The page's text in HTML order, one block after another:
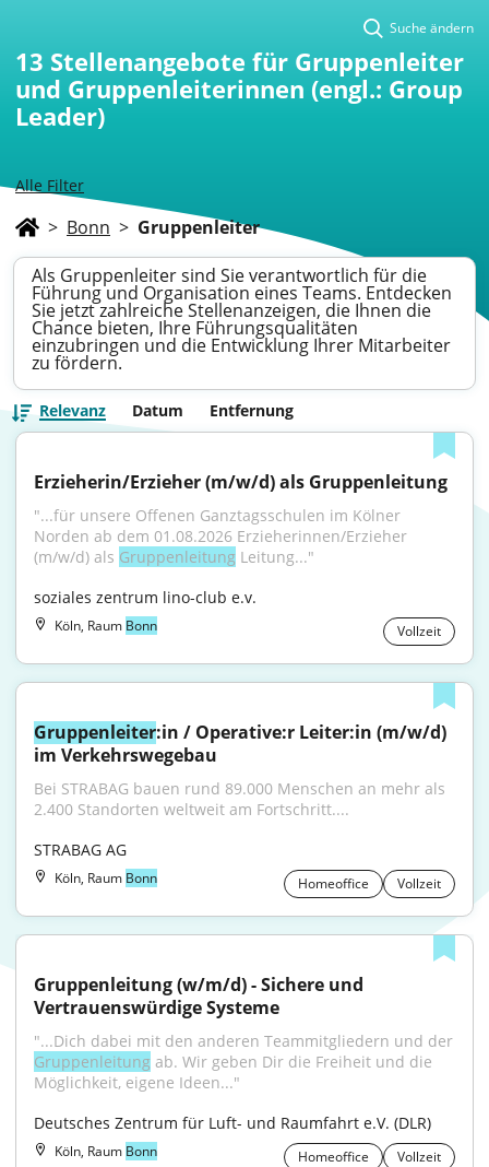
Alle Filter
Suche ändern
13 Stellenangebote für Gruppenleiter
und Gruppenleiterinnen (engl.: Group
Leader)
> Bonn > Gruppenleiter
Als Gruppenleiter sind Sie verantwortlich für die
Führung und Organisation eines Teams. Entdecken
Sie jetzt zahlreiche Stellenanzeigen, die Ihnen die
Chance bieten, Ihre Führungsqualitäten
einzubringen und die Entwicklung Ihrer Mitarbeiter
zu fördern.
Relevanz Datum Entfernung
Erzieherin/Erzieher (m/w/d) als Gruppenleitung
"...für unsere Offenen Ganztagsschulen im Kölner
Norden ab dem 01.08.2026 Erzieherinnen/Erzieher
(m/w/d) als Gruppenleitung Leitung..."
soziales zentrum lino-club e.v.
Köln, Raum Bonn Vollzeit
Gruppenleiter:in / Operative:r Leiter:in (m/w/d)
im Verkehrswegebau
Bei STRABAG bauen rund 89.000 Menschen an mehr als
2.400 Standorten weltweit am Fortschritt....
STRABAG AG
Köln, Raum Bonn Homeoffice Vollzeit
Gruppenleitung (w/m/d) - Sichere und
Vertrauenswürdige Systeme
Gruppenleitung ab. Wir geben Dir die Freiheit und die
Möglichkeit, eigene Ideen..."
Deutsches Zentrum für Luft- und Raumfahrt e.V. (DLR)
Köln, Raum Bonn Homeoffice
Vollzeit